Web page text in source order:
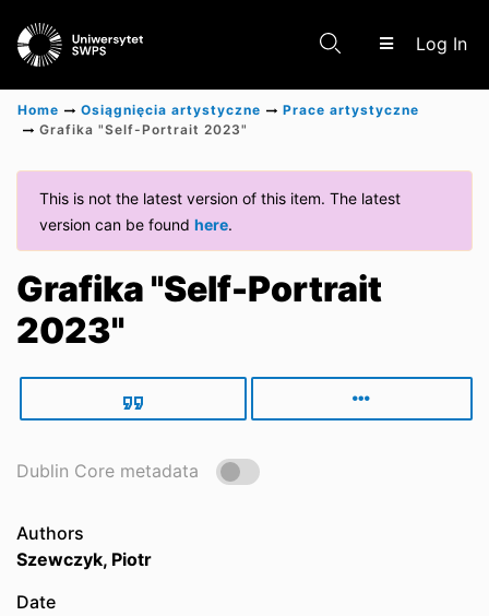
Log In
Scientific research results
Home Osiągnięcia artystyczne
Prace artystyczne
Grafika "Self-Portrait 2023"
This is not the latest version of this item. The latest
version can be found here.
Grafika "Self-Portrait
2023"
Dublin Core metadata
Authors
Szewczyk, Piotr
Date